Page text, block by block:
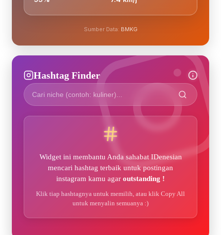
Sumber Data: BMKG
Hashtag Finder
Widget ini membantu Anda sahabat IDenesian
mencari hashtag terbaik untuk postingan
instagram kamu agar outstanding !
Klik tiap hashtagnya untuk memilih, atau klik Copy All
untuk menyalin semuanya :)